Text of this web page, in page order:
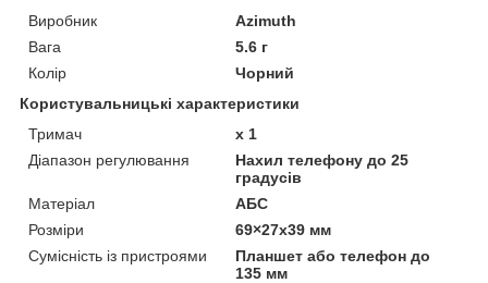
Виробник
Azimuth
Вага
5.6 г
Колір
Чорний
Користувальницькі характеристики
Тримач
x 1
Діапазон регулювання
Нахил телефону до 25
градусів
Матеріал
АБС
Розміри
69×27x39 мм
Сумісність із пристроями
Планшет або телефон до
135 мм